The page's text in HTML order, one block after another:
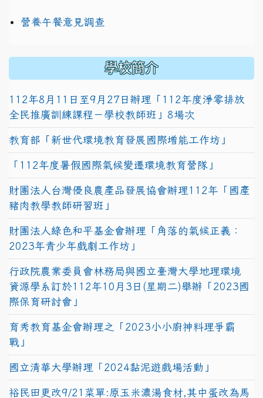
營養午餐意見調查
學校簡介
112年8月11日至9月27日辦理「112年度淨零排放
全民推廣訓練課程－學校教師班」8場次
教育部「新世代環境教育發展國際增能工作坊」
「112年度暑假國際氣候變遷環境教育營隊」
財團法人台灣優良農產品發展協會辦理112年「國產
豬肉教學教師研習班」
財團法人綠色和平基金會辦理「角落的氣候正義：
2023年青少年戲劇工作坊」
行政院農業委員會林務局與國立臺灣大學地理環境
資源學系訂於112年10月3日(星期二)舉辦「2023國
際保育研討會」
育秀教育基金會辦理之「2023小小廚神料理爭霸
戰」
國立清華大學辦理「2024黏泥遊戲場活動」
裕民田更改9/21菜單:原玉米濃湯食材,其中蛋改為馬